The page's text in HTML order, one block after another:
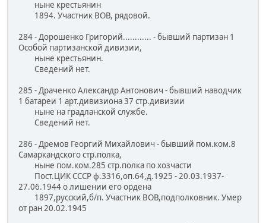
ныне крестьянин
1894. Участник ВОВ, рядовой.
284 - Дорошенко Григорий............ - бывший партизан 1
Особой партизанской дивизии,
ныне крестьянин.
Сведений нет.
285 - Драченко Александр Антонович - бывший наводчик
1 батареи 1 арт.дивизиона 37 стр.дивизии
ныне на градланской службе.
Сведений нет.
286 - Дремов Георгий Михайлович - бывший пом.ком.8
Самаркандского стр.полка,
ныне пом.ком.285 стр.полка по хозчасти
Пост.ЦИК СССР ф.3316,оп.64,д.1925 - 20.03.1937-
27.06.1944 о лишении его ордена
1897,русский,б/п. Участник ВОВ,подполковник. Умер
от ран 20.02.1945